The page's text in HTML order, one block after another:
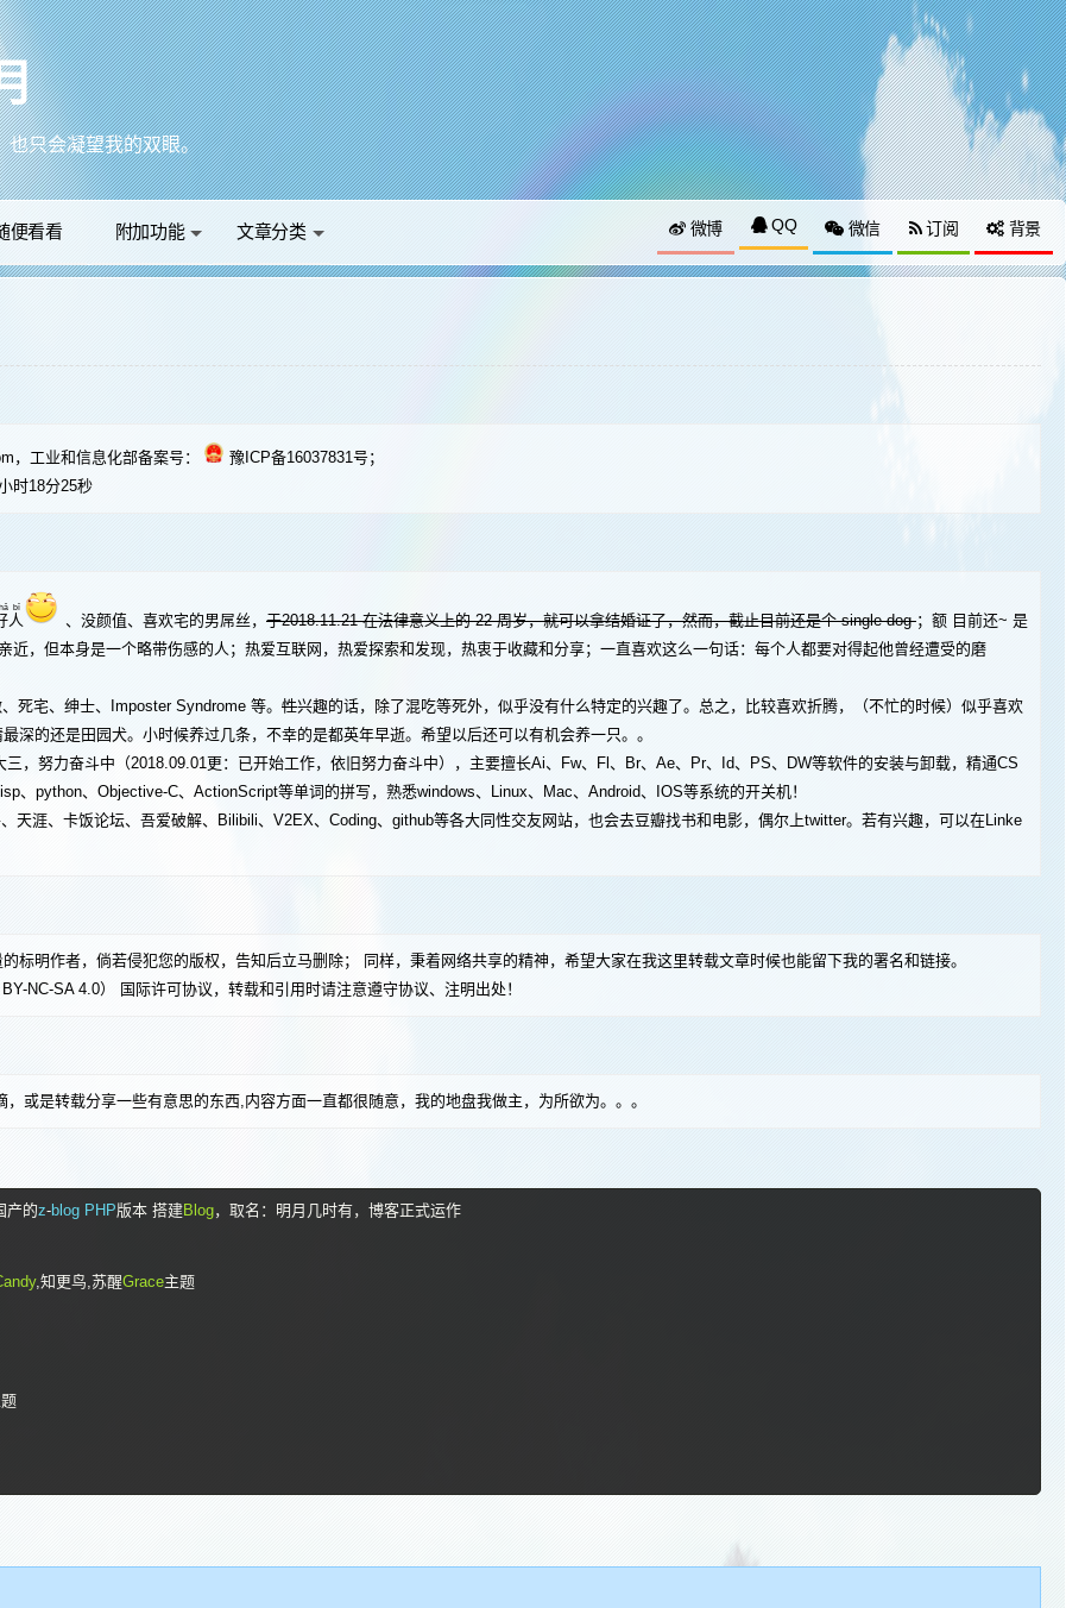
也只会凝望我的双眼。
客，但你不会遇见第二个我。
》：女以色授，男以魂与，情投意合，心倾于侧。
配入局。
结果再不好 我也能后接受的。
便看看 附加功能 文章分类 微博 QQ 微信 订阅 背景
，工业和信息化部备案号： 豫ICP备16037831号；
时18分26秒
人
bī
、没颜值、喜欢宅的男屌丝， 于2018.11.21 在法律意义上的 22 周岁，就可以拿结婚证了，然而，截止目前还是个 single dog；额 目前还~ 是
，但本身是一个略带伤感的人；热爱互联网，热爱探索和发现，热衷于收藏和分享；一直喜欢这么一句话：每个人都要对得起他曾经遭受的磨
死宅、绅士、Imposter Syndrome 等。 性兴趣的话，除了混吃等死外，似乎没有什么特定的兴趣了。总之，比较喜欢折腾，（不忙的时候）似乎喜欢
深的还是田园犬。小时候养过几条，不幸的是都英年早逝。希望以后还可以有机会养一只。。
，努力奋斗中（2018.09.01更：已开始工作，依旧努力奋斗中），主要擅长Ai、Fw、Fl、Br、Ae、Pr、Id、PS、DW等软件的安装与卸载，精通CS
、python、Objective-C、ActionScript等单词的拼写，熟悉windows、Linux、Mac、Android、IOS等系统的开关机！
涯、卡饭论坛、吾爱破解、Bilibili、V2EX、Coding、github等各大同性交友网站，也会去豆瓣找书和电影，偶尔上twitter。若有兴趣，可以在Linke
标明作者，倘若侵犯您的版权，告知后立马删除； 同样，秉着网络共享的精神，希望大家在我这里转载文章时候也能留下我的署名和链接。
NC-SA 4.0） 国际许可协议，转载和引用时请注意遵守协议、注明出处！
或是转载分享一些有意思的东西,内容方面一直都很随意，我的地盘我做主，为所欲为。。。
产的z-blog PHP版本 搭建Blog，取名：明月几时有，博客正式运作
,知更鸟,苏醒Grace主题